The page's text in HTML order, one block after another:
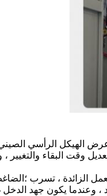
وقت البقاء والتغيير ،
الزائدة ، تسرب
وعندما يكون جهد الدخل